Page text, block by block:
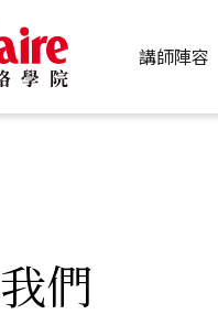
講師陣容
們